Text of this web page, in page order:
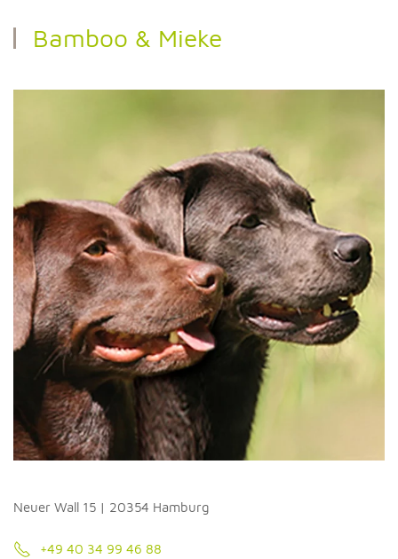
Bamboo & Mieke
Neuer Wall 15 | 20354 Hamburg
+49 40 34 99 46 88